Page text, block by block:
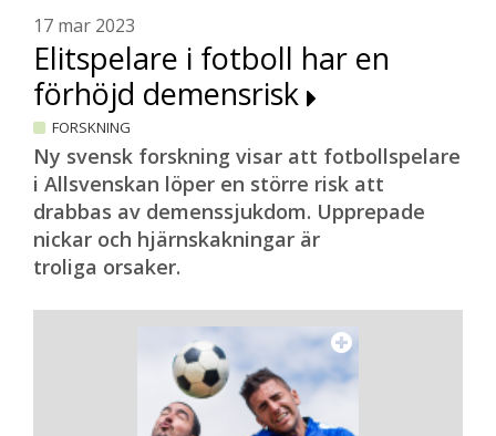
17 mar 2023
Elitspelare i fotboll har en
förhöjd demensrisk
FORSKNING
Ny svensk forskning visar att fotbollspelare
i Allsvenskan löper en större risk att
drabbas av demenssjukdom. Upprepade
nickar och hjärnskakningar är
troliga orsaker.